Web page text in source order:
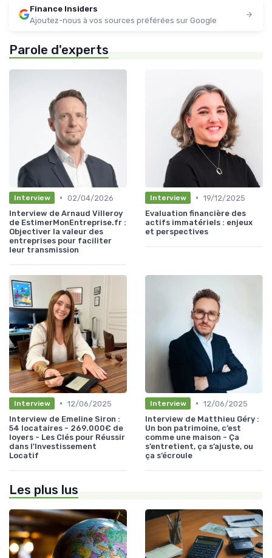
Finance Insiders
Ajoutez-nous à vos sources préférées sur Google
Parole d'experts
Interview • 02/04/2026
Interview de Arnaud Villeroy
de EstimerMonEntreprise.fr :
Objectiver la valeur des
entreprises pour faciliter
leur transmission
Interview • 19/12/2025
Evaluation financière des
actifs immatériels : enjeux
et perspectives
Interview • 12/06/2025
Interview de Emeline Siron :
54 locataires - 269.000€ de
loyers - Les Clés pour Réussir
dans l'Investissement
Locatif
Interview • 12/06/2025
Interview de Matthieu Géry :
Un bon patrimoine, c’est
comme une maison - Ça
s’entretient, ça s’ajuste, ou
ça s’écroule
Les plus lus